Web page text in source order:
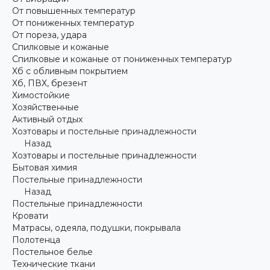
От повышенных температур
От пониженных температур
От пореза, удара
Спилковые и кожаные
Спилковые и кожаные от пониженных температур
Хб с обливным покрытием
Хб, ПВХ, брезент
Химостойкие
Хозяйственные
Активный отдых
Хозтовары и постельные принадлежности
Назад
Хозтовары и постельные принадлежности
Бытовая химия
Постельные принадлежности
Назад
Постельные принадлежности
Кровати
Матрасы, одеяла, подушки, покрывала
Полотенца
Постельное белье
Технические ткани